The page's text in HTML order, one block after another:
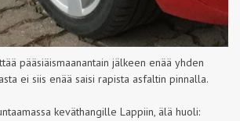
pääsiäismaanantain jälkeen enää yhden
ei siis enää saisi rapista asfaltin pinnalla.
keväthangille Lappiin, älä huoli: